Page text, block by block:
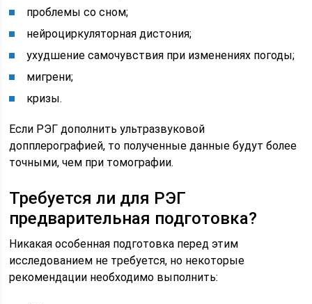
проблемы со сном;
нейроциркуляторная дистония;
ухудшение самочувствия при изменениях погоды;
мигрени;
кризы.
Если РЭГ дополнить ультразвуковой
допплерографией, то полученные данные будут более
точными, чем при томографии.
Требуется ли для РЭГ
предварительная подготовка?
Никакая особенная подготовка перед этим
исследованием не требуется, но некоторые
рекомендации необходимо выполнить: